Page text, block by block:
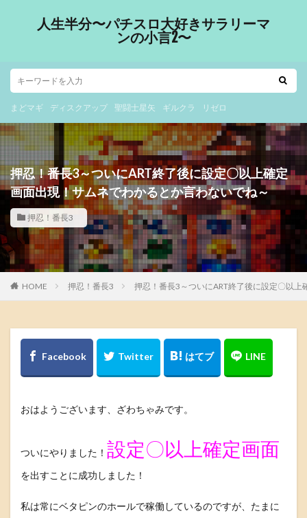
人生半分〜パチスロ大好きサラリーマ
ンの小言2〜
まどマギ ディスクアップ 聖闘士星矢 ギルクラ リゼロ
押忍！番長3～ついにART終了後に設定〇以上確定
画面出現！サムネでわかるとか言わないでね～
押忍！番長3
HOME 押忍！番長3 押忍！番長3～ついにART終了後に設定〇以
おはようございます、ざわちゃみです。
ついにやりました！ 設定〇以上確定画面
を出すことに成功しました！
私は常にベタピンのホールで稼働しているのですが、たまに